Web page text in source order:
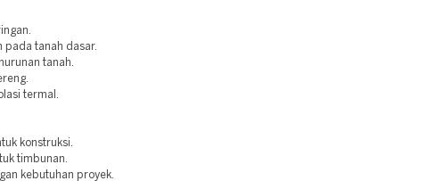
pada tanah dasar.
tanah.
termal.
konstruksi.
timbunan.
kebutuhan proyek.